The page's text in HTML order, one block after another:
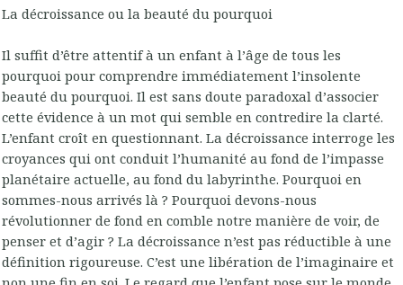
La décroissance ou la beauté du pourquoi
Il suffit d’être attentif à un enfant à l’âge de tous les
pourquoi pour comprendre immédiatement l’insolente
beauté du pourquoi. Il est sans doute paradoxal d’associer
cette évidence à un mot qui semble en contredire la clarté.
L’enfant croît en questionnant. La décroissance interroge les
croyances qui ont conduit l’humanité au fond de l’impasse
planétaire actuelle, au fond du labyrinthe. Pourquoi en
sommes-nous arrivés là ? Pourquoi devons-nous
révolutionner de fond en comble notre manière de voir, de
penser et d’agir ? La décroissance n’est pas réductible à une
définition rigoureuse. C’est une libération de l’imaginaire et